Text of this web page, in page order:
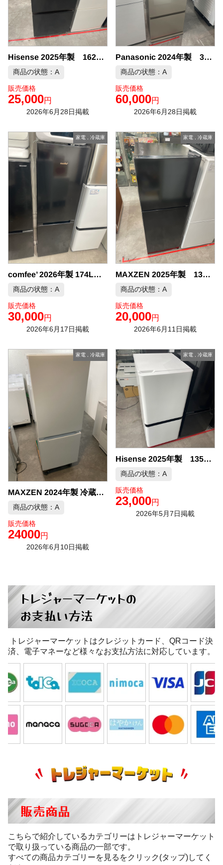
Hisense 2025年製 162L 冷凍冷蔵庫 中古品販売
商品の状態：A
販売価格
25,000円
2026年6月28日掲載
Panasonic 2024年製 335L 3ドア 冷凍冷蔵庫 中古品販売
商品の状態：A
販売価格
60,000円
2026年6月28日掲載
家電, 冷蔵庫
comfee’ 2026年製 174L 冷凍冷蔵庫 中古品販売
商品の状態：A
販売価格
30,000円
2026年6月17日掲載
家電 冷蔵庫
MAXZEN 2025年製 130L 冷凍冷蔵庫 中古品販売
商品の状態：A
販売価格
20,000円
2026年6月11日掲載
家電, 冷蔵庫
MAXZEN 2024年製 冷蔵庫 中古品販売
商品の状態：A
販売価格
24000円
2026年6月10日掲載
家電 , 冷蔵庫
Hisense 2025年製 135L 冷凍冷蔵庫 中古品販売
商品の状態：A
販売価格
23,000円
2026年5月7日掲載
トレジャーマーケットの
お支払い方法
トレジャーマーケットはクレジットカード、QRコード決
済、電子マネーなど様々なお支払方法に対応しています。
販売商品
こちらで紹介しているカテゴリーはトレジャーマーケット
で取り扱っている商品の一部です。
すべての商品カテゴリーを見るをクリック(タップ)してく